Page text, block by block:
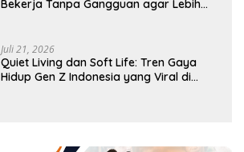
Bekerja Tanpa Gangguan agar Lebih
Juli 21, 2026
Quiet Living dan Soft Life: Tren Gaya
Hidup Gen Z Indonesia yang Viral di